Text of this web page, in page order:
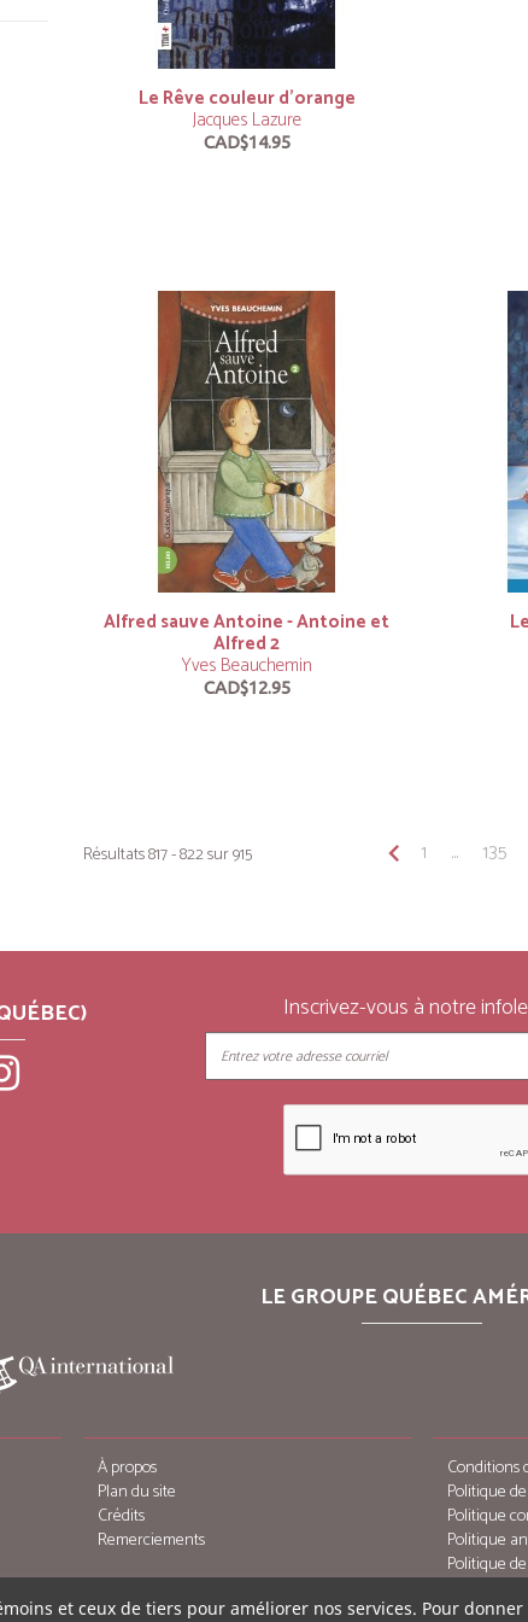
Le Rêve couleur d’orange
Jacques Lazure
CAD$14.95
Alfred sauve Antoine - Antoine et
Alfred 2
Yves Beauchemin
CAD$12.95
keyboard_arrow_left 1 ... 135
Résultats 817 - 822 sur 915
Inscrivez-vous à notre
LE GROUPE QUÉBEC
À propos
Plan du site
Crédits
Remerciements
Conditions
Politique
Politique
Politique
Politique
et ceux de tiers pour améliorer nos services. Pour donner